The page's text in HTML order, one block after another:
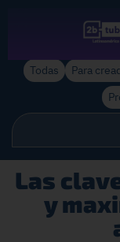
Todas Para
Las
y